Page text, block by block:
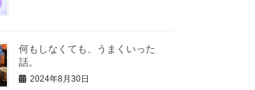
何もしなくても、うまくいった
話。
2024年8月30日